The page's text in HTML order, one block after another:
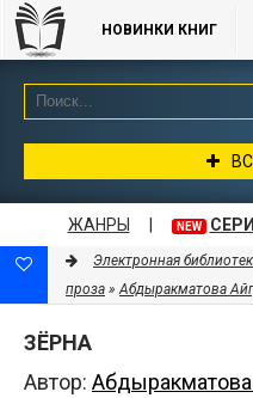
НОВИНКИ КНИГ
ЖАНРЫ NEW
Электронная
проза »Абдыракматова
ЗЁРНА
Автор: Абдыракматова